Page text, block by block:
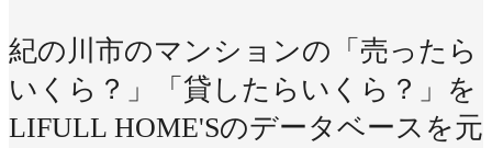
紀の川市のマンションの「売ったら
いくら？」「貸したらいくら？」を
LIFULL HOME'Sのデータベースを元